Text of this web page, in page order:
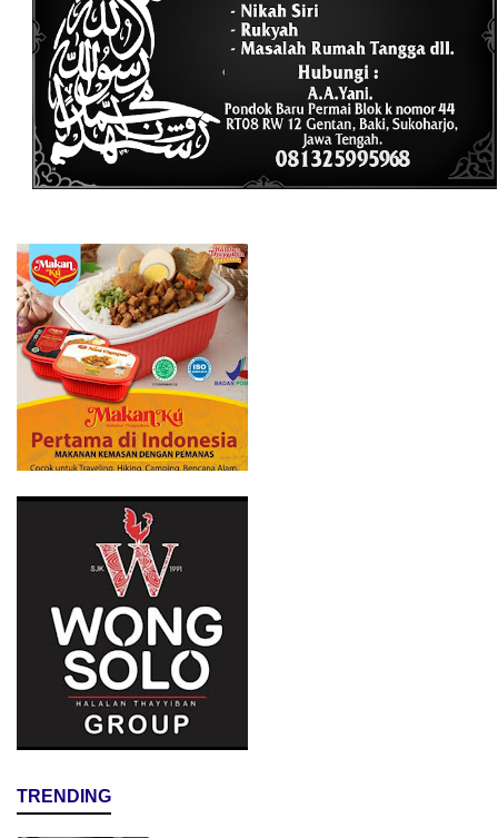
TRENDING